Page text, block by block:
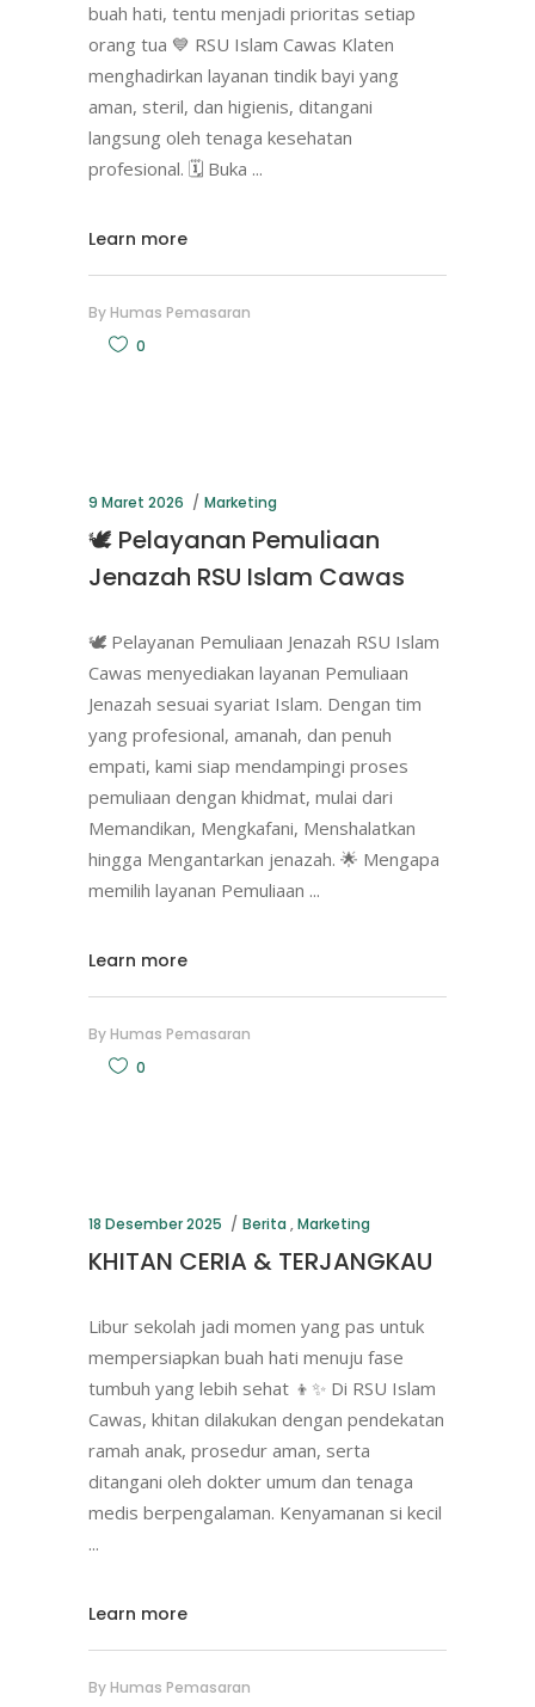
buah hati, tentu menjadi prioritas setiap
orang tua 💙 RSU Islam Cawas Klaten
menghadirkan layanan tindik bayi yang
aman, steril, dan higienis, ditangani
langsung oleh tenaga kesehatan
profesional. 🗓 Buka
Learn more
By Humas Pemasaran
0
9 Maret 2026 Marketing
🕊️ Pelayanan Pemuliaan
Jenazah RSU Islam Cawas
🕊️ Pelayanan Pemuliaan Jenazah RSU Islam
Cawas menyediakan layanan Pemuliaan
Jenazah sesuai syariat Islam. Dengan tim
yang profesional, amanah, dan penuh
empati, kami siap mendampingi proses
pemuliaan dengan khidmat, mulai dari
Memandikan, Mengkafani, Menshalatkan
hingga Mengantarkan jenazah. 🌟 Mengapa
memilih layanan Pemuliaan
Learn more
By Humas Pemasaran
0
18 Desember 2025 Berita ,Marketing
KHITAN CERIA & TERJANGKAU
Libur sekolah jadi momen yang pas untuk
mempersiapkan buah hati menuju fase
tumbuh yang lebih sehat 👦✨ Di RSU Islam
Cawas, khitan dilakukan dengan pendekatan
ramah anak, prosedur aman, serta
ditangani oleh dokter umum dan tenaga
medis berpengalaman. Kenyamanan si kecil
Learn more
By Humas Pemasaran